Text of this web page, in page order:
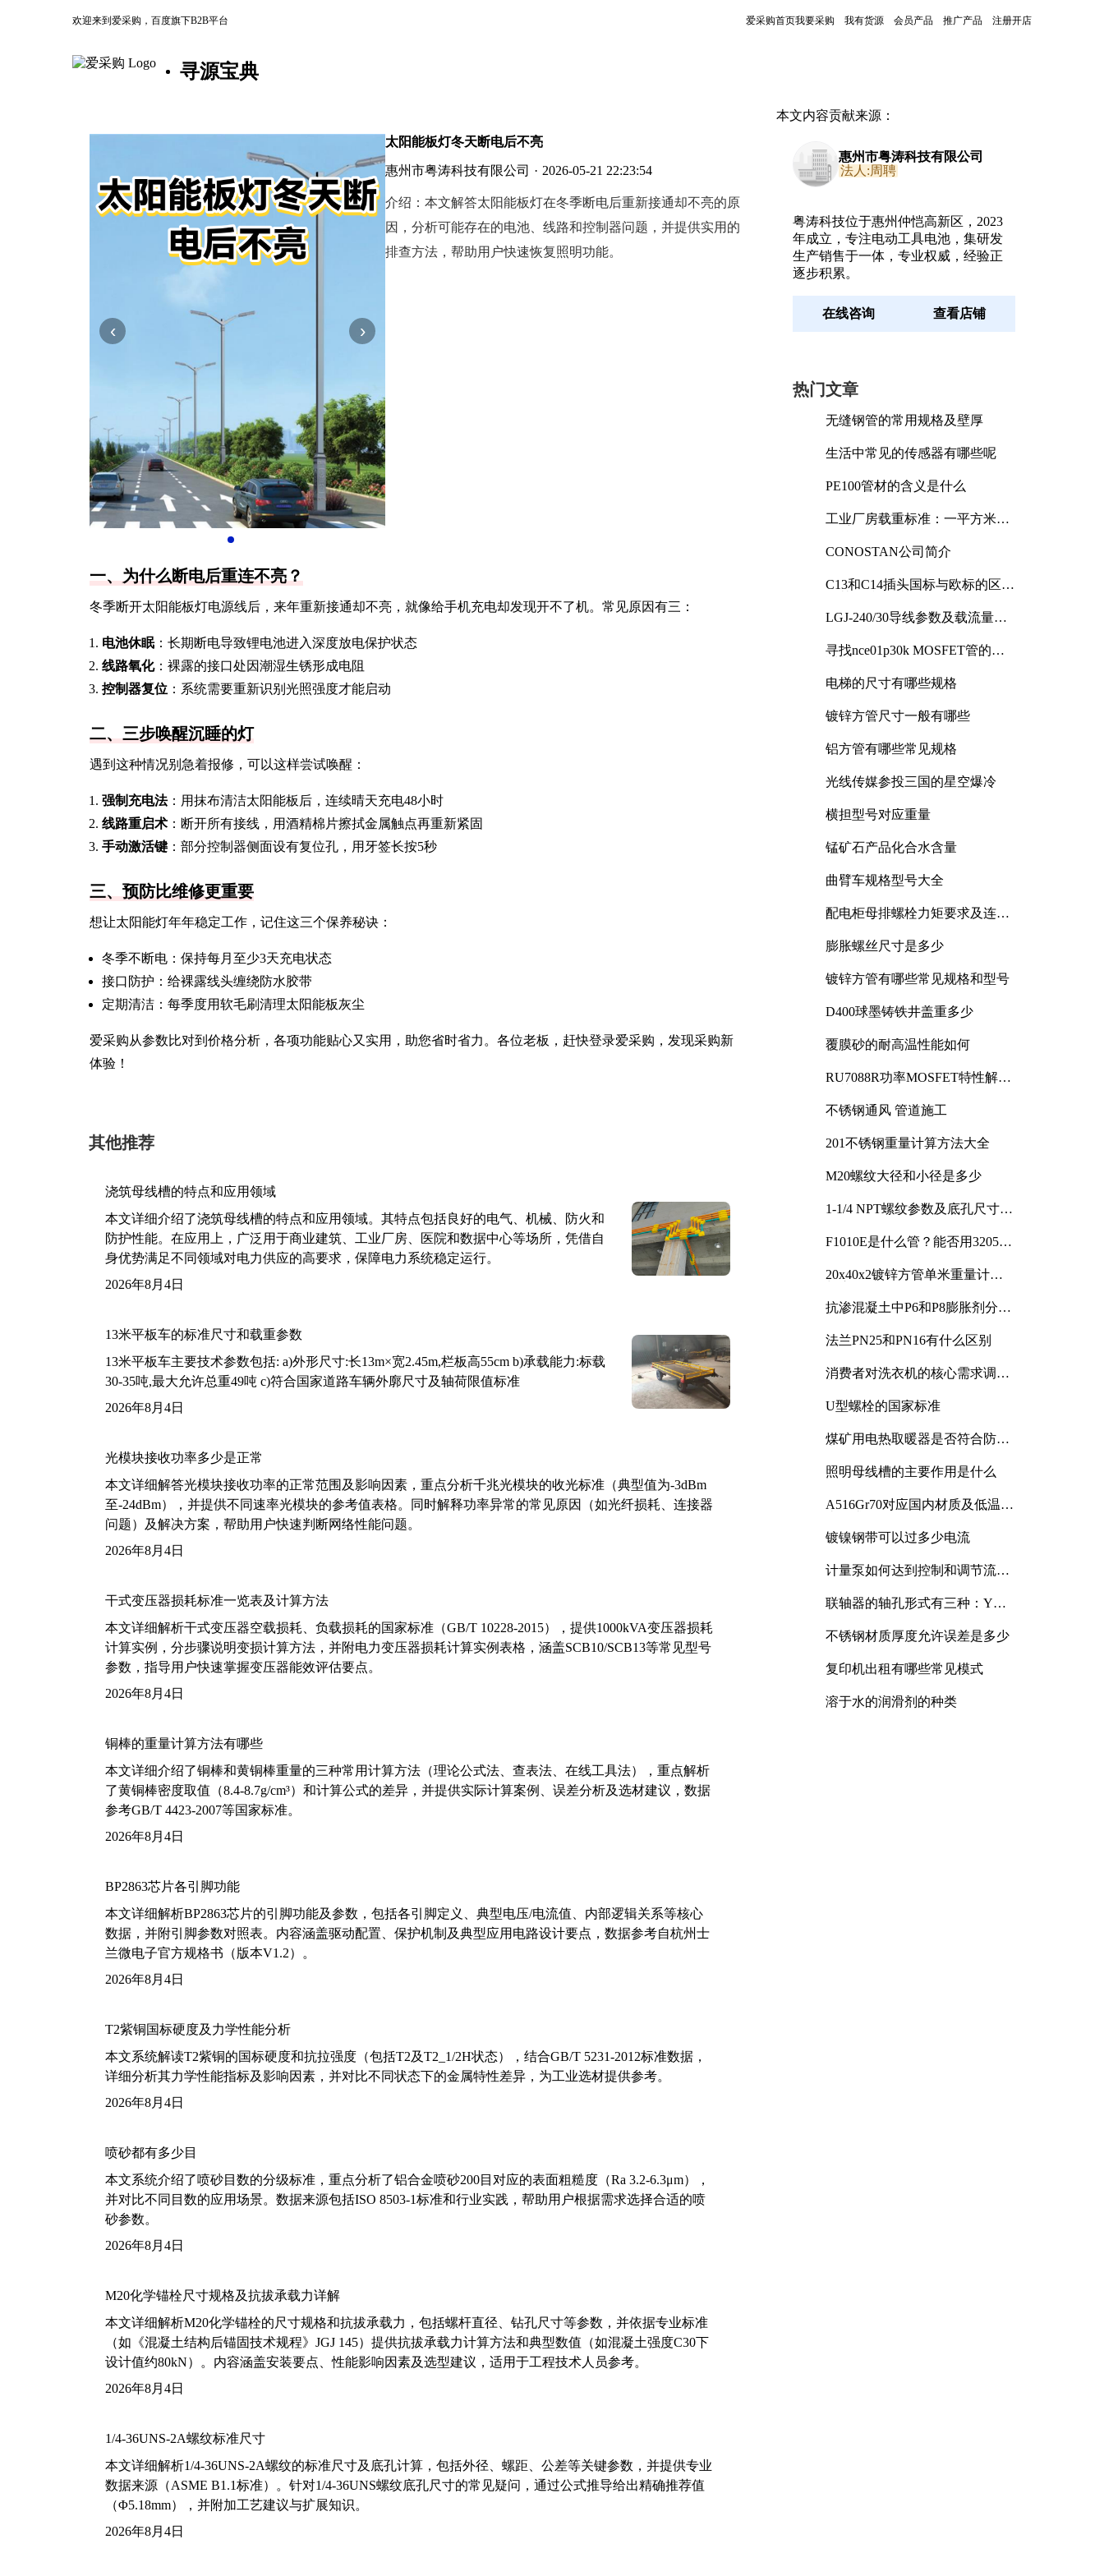
欢迎来到爱采购，百度旗下B2B平台 爱采购首页我要采购 我有货源 会员产品 推广产品 注册开店
寻源宝典
‹ ›
太阳能板灯冬天断电后不亮
惠州市粤涛科技有限公司 · 2026-05-21 22:23:54
介绍： 本文解答太阳能板灯在冬季断电后重新接通却不亮的原
因，分析可能存在的电池、线路和控制器问题，并提供实用的
排查方法，帮助用户快速恢复照明功能。
一、为什么断电后重连不亮？
冬季断开太阳能板灯电源线后，来年重新接通却不亮，就像给手机充电却发现开不了机。常见原因有三：
电池休眠：长期断电导致锂电池进入深度放电保护状态
线路氧化：裸露的接口处因潮湿生锈形成电阻
控制器复位 ：系统需要重新识别光照强度才能启动
二、三步唤醒沉睡的灯
遇到这种情况别急着报修，可以这样尝试唤醒：
强制充电法：用抹布清洁太阳能板后，连续晴天充电48小时
线路重启术 ：断开所有接线，用酒精棉片擦拭金属触点再重新紧固
手动激活键 ：部分控制器侧面设有复位孔，用牙签长按5秒
三、预防比维修更重要
想让太阳能灯年年稳定工作，记住这三个保养秘诀：
冬季不断电：保持每月至少3天充电状态
接口防护：给裸露线头缠绕防水胶带
定期清洁：每季度用软毛刷清理太阳能板灰尘
爱采购从参数比对到价格分析，各项功能贴心又实用，助您省时省力。各位老板，赶快登录爱采购，发现采购新
体验！
其他推荐
浇筑母线槽的特点和应用领域
本文详细介绍了浇筑母线槽的特点和应用领域。其特点包括良好的电气、机械、防火和
防护性能。在应用上，广泛用于商业建筑、工业厂房、医院和数据中心等场所，凭借自
身优势满足不同领域对电力供应的高要求，保障电力系统稳定运行。
2026年8月4日
13米平板车的标准尺寸和载重参数
13米平板车主要技术参数包括: a)外形尺寸:长13m×宽2.45m,栏板高55cm b)承载能力:标载
30-35吨,最大允许总重49吨 c)符合国家道路车辆外廓尺寸及轴荷限值标准
2026年8月4日
光模块接收功率多少是正常
本文详细解答光模块接收功率的正常范围及影响因素，重点分析千兆光模块的收光标准（典型值为-3dBm
至-24dBm），并提供不同速率光模块的参考值表格。同时解释功率异常的常见原因（如光纤损耗、连接器
问题）及解决方案，帮助用户快速判断网络性能问题。
2026年8月4日
干式变压器损耗标准一览表及计算方法
本文详细解析干式变压器空载损耗、负载损耗的国家标准（GB/T 10228-2015），提供1000kVA变压器损耗
计算实例，分步骤说明变损计算方法，并附电力变压器损耗计算实例表格，涵盖SCB10/SCB13等常见型号
参数，指导用户快速掌握变压器能效评估要点。
2026年8月4日
铜棒的重量计算方法有哪些
本文详细介绍了铜棒和黄铜棒重量的三种常用计算方法（理论公式法、查表法、在线工具法），重点解析
了黄铜棒密度取值（8.4-8.7g/cm³）和计算公式的差异，并提供实际计算案例、误差分析及选材建议，数据
参考GB/T 4423-2007等国家标准。
2026年8月4日
BP2863芯片各引脚功能
本文详细解析BP2863芯片的引脚功能及参数，包括各引脚定义、典型电压/电流值、内部逻辑关系等核心
数据，并附引脚参数对照表。内容涵盖驱动配置、保护机制及典型应用电路设计要点，数据参考自杭州士
兰微电子官方规格书（版本V1.2）。
2026年8月4日
T2紫铜国标硬度及力学性能分析
本文系统解读T2紫铜的国标硬度和抗拉强度（包括T2及T2_1/2H状态），结合GB/T 5231-2012标准数据，
详细分析其力学性能指标及影响因素，并对比不同状态下的金属特性差异，为工业选材提供参考。
2026年8月4日
喷砂都有多少目
本文系统介绍了喷砂目数的分级标准，重点分析了铝合金喷砂200目对应的表面粗糙度（Ra 3.2-6.3μm），
并对比不同目数的应用场景。数据来源包括ISO 8503-1标准和行业实践，帮助用户根据需求选择合适的喷
砂参数。
2026年8月4日
M20化学锚栓尺寸规格及抗拔承载力详解
本文详细解析M20化学锚栓的尺寸规格和抗拔承载力，包括螺杆直径、钻孔尺寸等参数，并依据专业标准
（如《混凝土结构后锚固技术规程》JGJ 145）提供抗拔承载力计算方法和典型数值（如混凝土强度C30下
设计值约80kN）。内容涵盖安装要点、性能影响因素及选型建议，适用于工程技术人员参考。
2026年8月4日
1/4-36UNS-2A螺纹标准尺寸
本文详细解析1/4-36UNS-2A螺纹的标准尺寸及底孔计算，包括外径、螺距、公差等关键参数，并提供专业
数据来源（ASME B1.1标准）。针对1/4-36UNS螺纹底孔尺寸的常见疑问，通过公式推导给出精确推荐值
（Φ5.18mm），并附加工艺建议与扩展知识。
2026年8月4日
本文内容贡献来源：
惠州市粤涛科技有限公司
法人:周聘
粤涛科技位于惠州仲恺高新区，2023
年成立，专注电动工具电池，集研发
生产销售于一体，专业权威，经验正
逐步积累。
在线咨询 查看店铺
热门文章
无缝钢管的常用规格及壁厚
生活中常见的传感器有哪些呢
PE100管材的含义是什么
工业厂房载重标准：一平方米能
CONOSTAN公司简介
C13和C14插头国标与欧标的区别
LGJ-240/30导线参数及载流量解
寻找nce01p30k MOSFET管的合
电梯的尺寸有哪些规格
镀锌方管尺寸一般有哪些
铝方管有哪些常见规格
光线传媒参投三国的星空爆冷
横担型号对应重量
锰矿石产品化合水含量
曲臂车规格型号大全
配电柜母排螺栓力矩要求及连接
膨胀螺丝尺寸是多少
镀锌方管有哪些常见规格和型号
D400球墨铸铁井盖重多少
覆膜砂的耐高温性能如何
RU7088R功率MOSFET特性解析
不锈钢通风 管道施工
201不锈钢重量计算方法大全
M20螺纹大径和小径是多少
1-1/4 NPT螺纹参数及底孔尺寸详
F1010E是什么管？能否用3205或
20x40x2镀锌方管单米重量计算
抗渗混凝土中P6和P8膨胀剂分别
法兰PN25和PN16有什么区别
消费者对洗衣机的核心需求调研
U型螺栓的国家标准
煤矿用电热取暖器是否符合防爆
照明母线槽的主要作用是什么
A516Gr70对应国内材质及低温冲
镀镍钢带可以过多少电流
计量泵如何达到控制和调节流量
联轴器的轴孔形式有三种：Y
不锈钢材质厚度允许误差是多少
复印机出租有哪些常见模式
溶于水的润滑剂的种类